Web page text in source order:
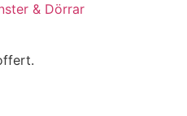
& Dörrar